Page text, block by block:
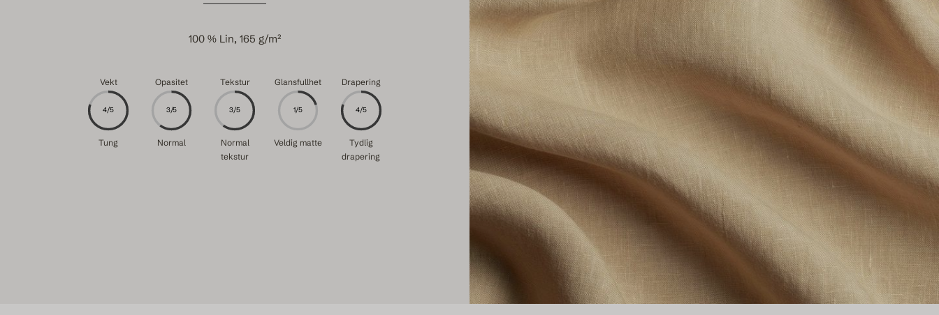
100 % Lin, 165 g/m²
Vekt
4/5
Tung
Opasitet
3/5
Normal
Tekstur
3/5
Normal
tekstur
Glansfullhet
1/5
Veldig matte
Drapering
4/5
Tydlig
drapering